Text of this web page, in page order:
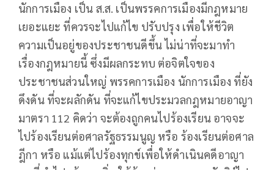
นักการเมือง เป็น ส.ส. เป็นพรรคการเมืองมีกฎหมาย
เยอะแยะ ที่ควรจะไปแก้ไข ปรับปรุง เพื่อให้ชีวิต
ความเป็นอยู่ของประชาชนดีขึ้น ไม่น่าที่จะมาทำ
เรื่องกฎหมายนี้ ซึ่งมีผลกระทบ ต่อจิตใจของ
ประชาชนส่วนใหญ่ พรรคการเมือง นักการเมือง ที่ยัง
ดึงดัน ที่จะผลักดัน ที่จะแก้ไขประมวลกฎหมายอาญา
มาตรา 112 คิดว่า จะต้องถูกคนไปร้องเรียน อาจจะ
ไปร้องเรียนต่อศาลรัฐธรรมนูญ หรือ ร้องเรียนต่อศาล
ฎีกา หรือ แม้แต่ไปร้องทุกข์เพื่อให้ดำเนินคดีอาญา